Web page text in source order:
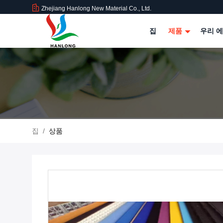
Zhejiang Hanlong New Material Co., Ltd.
집 제품 우리
집 / 상품